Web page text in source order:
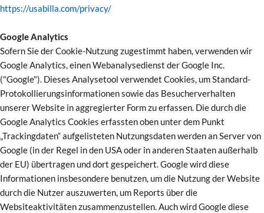
https://usabilla.com/privacy/
Google Analytics
Sofern Sie der Cookie-Nutzung zugestimmt haben, verwenden wir
Google Analytics, einen Webanalysedienst der Google Inc.
("Google"). Dieses Analysetool verwendet Cookies, um Standard-
Protokollierungsinformationen sowie das Besucherverhalten
unserer Website in aggregierter Form zu erfassen. Die durch die
Google Analytics Cookies erfassten oben unter dem Punkt
„Trackingdaten“ aufgelisteten Nutzungsdaten werden an Server von
Google (in der Regel in den USA oder in anderen Staaten außerhalb
der EU) übertragen und dort gespeichert. Google wird diese
Informationen insbesondere benutzen, um die Nutzung der Website
durch die Nutzer auszuwerten, um Reports über die
Websiteaktivitäten zusammenzustellen. Auch wird Google diese